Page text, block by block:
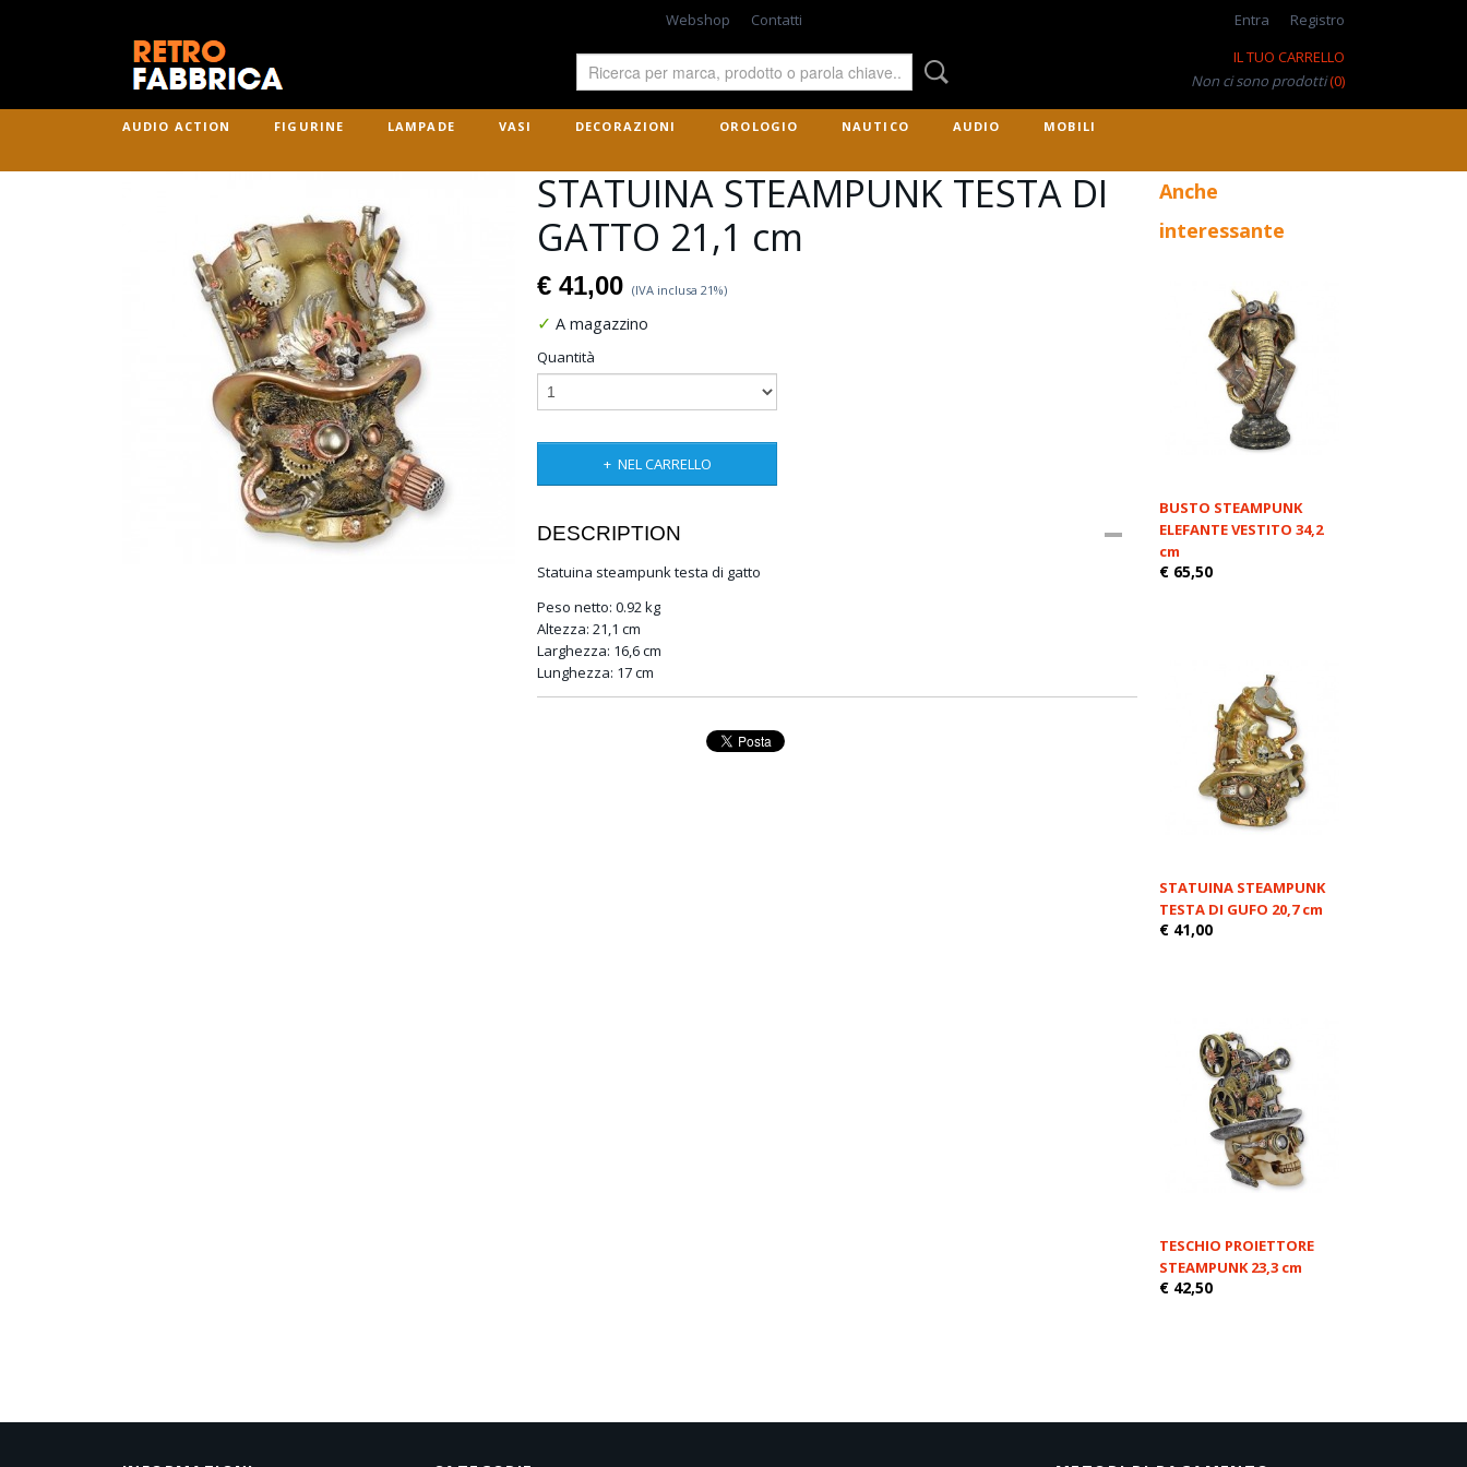
Webshop Contatti Entra
Registro
IL TUO CARRELLO
Non ci sono prodotti(0)
AUDIO ACTION FIGURINE LAMPADE VASI DECORAZIONI OROLOGIO NAUTICO AUDIO MOBILI
STATUINA STEAMPUNK TESTA DI
GATTO 21,1 cm
€ 41,00 (IVA inclusa 21%)
✓ A magazzino
Quantità
NEL CARRELLO
DESCRIPTION
Statuina steampunk testa di gatto
Peso netto: 0.92 kg
Altezza: 21,1 cm
Larghezza: 16,6 cm
Lunghezza: 17 cm
Anche
interessante
BUSTO STEAMPUNK
ELEFANTE VESTITO 34,2
cm
€ 65,50
STATUINA STEAMPUNK
TESTA DI GUFO 20,7 cm
€ 41,00
TESCHIO PROIETTORE
STEAMPUNK 23,3 cm
€ 42,50